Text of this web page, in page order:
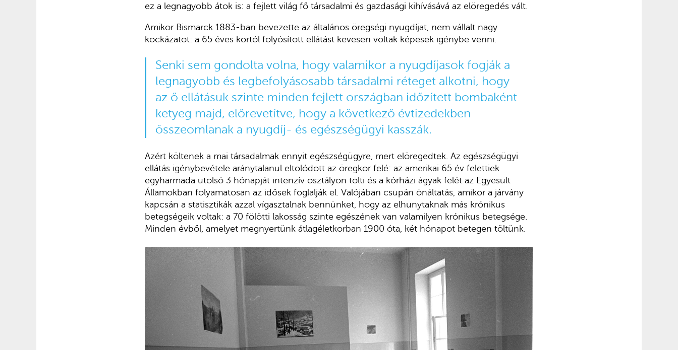
ez a legnagyobb átok is: a fejlett világ fő társadalmi és gazdasági kihívásává az elöregedés vált.
Amikor Bismarck 1883-ban bevezette az általános öregségi nyugdíjat, nem vállalt nagy
kockázatot: a 65 éves kortól folyósított ellátást kevesen voltak képesek igénybe venni.
Senki sem gondolta volna, hogy valamikor a nyugdíjasok fogják a
legnagyobb és legbefolyásosabb társadalmi réteget alkotni, hogy
az ő ellátásuk szinte minden fejlett országban időzített bombaként
ketyeg majd, előrevetítve, hogy a következő évtizedekben
összeomlanak a nyugdíj- és egészségügyi kasszák.
Azért költenek a mai társadalmak ennyit egészségügyre, mert elöregedtek. Az egészségügyi
ellátás igénybevétele aránytalanul eltolódott az öregkor felé: az amerikai 65 év felettiek
egyharmada utolsó 3 hónapját intenzív osztályon tölti és a kórházi ágyak felét az Egyesült
Államokban folyamatosan az idősek foglalják el. Valójában csupán önáltatás, amikor a járvány
kapcsán a statisztikák azzal vígasztalnak bennünket, hogy az elhunytaknak más krónikus
betegségeik voltak: a 70 fölötti lakosság szinte egészének van valamilyen krónikus betegsége.
Minden évből, amelyet megnyertünk átlagéletkorban 1900 óta, két hónapot betegen töltünk.